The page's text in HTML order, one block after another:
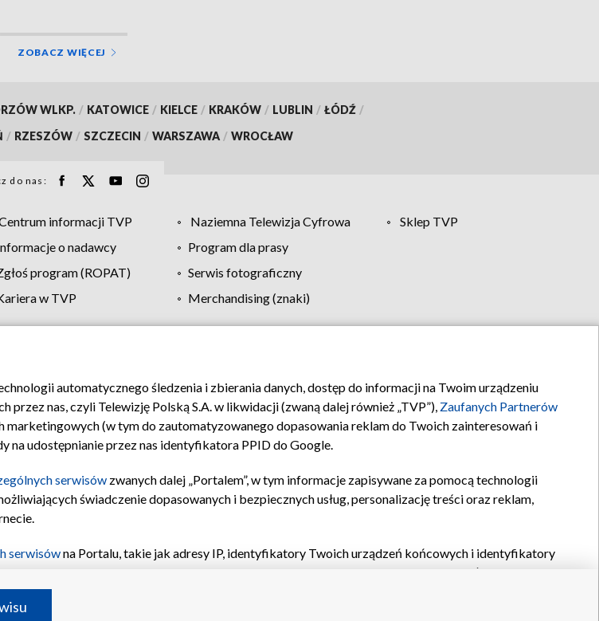
ZOBACZ WIĘCEJ
WLKP. / KATOWICE / KIELCE / KRAKÓW / LUBLIN / ŁÓDŹ /
/ RZESZÓW / SZCZECIN / WARSZAWA / WROCŁAW
do nas:
informacji TVP Naziemna Telewizja Cyfrowa
Sklep TVP
o nadawcy
Program dla prasy
program (ROPAT)
Serwis fotograficzny
w TVP
Merchandising (znaki)
Moje zgody Pomoc Biuro reklamy Kontakt
automatycznego śledzenia i zbierania danych, dostęp do informacji na Twoim urządzeniu
nas, czyli Telewizję Polską S.A. w likwidacji (zwaną dalej również „TVP”), Zaufanych Partnerów
marketingowych (w tym do zautomatyzowanego dopasowania reklam do Twoich zainteresowań i
na udostępnianie przez nas identyfikatora PPID do Google.
serwisów zwanych dalej „Portalem”, w tym informacje zapisywane za pomocą technologii
świadczenie dopasowanych i bezpiecznych usług, personalizację treści oraz reklam,
serwisówna Portalu, takie jak adresy IP, identyfikatory Twoich urządzeń końcowych i identyfikatory
oraz pozostałych
na urządzeniu lub dostęp do nich, wyboru podstawowych reklam, wyboru spersonalizowanych
treści, wyboru spersonalizowanych treści, pomiaru wydajności reklam, pomiaru wydajności